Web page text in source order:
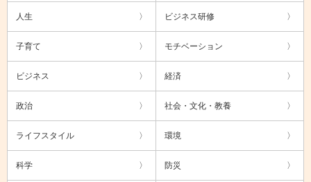
人生 ビジネス研修
子育て モチベーション
ビジネス 経済
政治 社会・文化・教養
ライフスタイル 環境
科学 防災